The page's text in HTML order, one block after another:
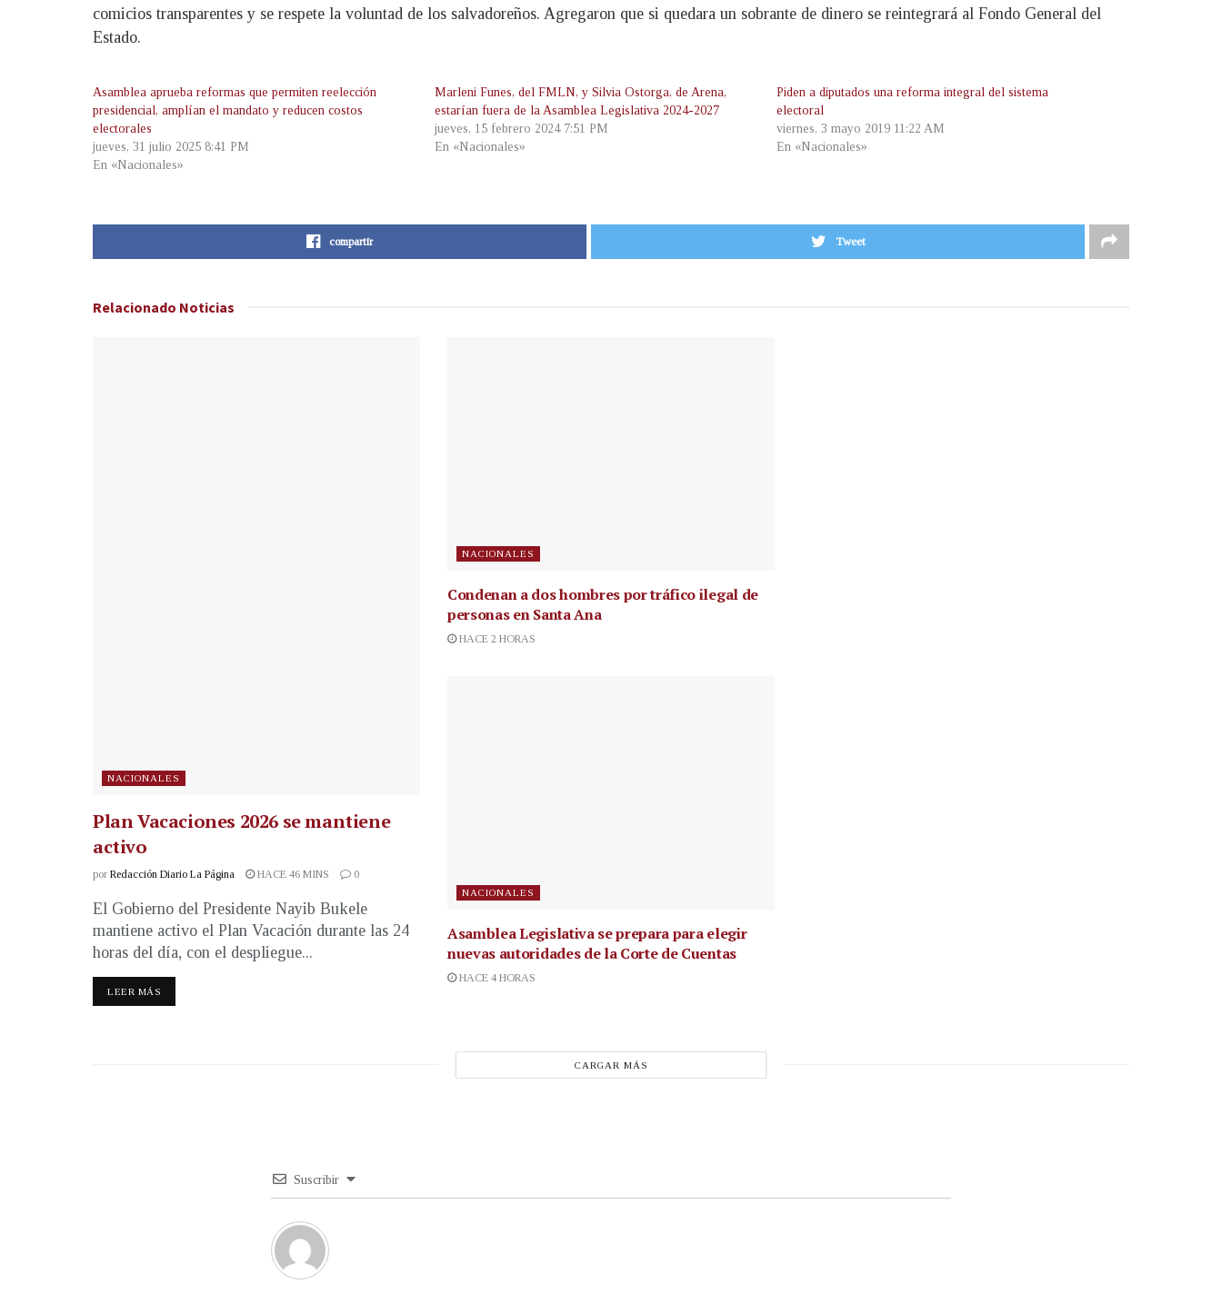
comicios transparentes y se respete la voluntad de los salvadoreños. Agregaron que si quedara un sobrante de dinero se reintegrará al Fondo General del
Estado.
Asamblea aprueba reformas que permiten reelección
presidencial, amplían el mandato y reducen costos
electorales
jueves, 31 julio 2025 8:41 PM
En «Nacionales»
Marleni Funes, del FMLN, y Silvia Ostorga, de Arena,
estarían fuera de la Asamblea Legislativa 2024-2027
jueves, 15 febrero 2024 7:51 PM
En «Nacionales»
Piden a diputados una reforma integral del sistema
electoral
viernes, 3 mayo 2019 11:22 AM
En «Nacionales»
compartir Tweet
Relacionado Noticias
NACIONALES
Plan Vacaciones 2026 se mantiene
activo
por Redacción Diario La Página HACE 46 MINS 0
El Gobierno del Presidente Nayib Bukele
mantiene activo el Plan Vacación durante las 24
horas del día, con el despliegue...
LEER MÁS
NACIONALES
Condenan a dos hombres por tráfico ilegal de
personas en Santa Ana
HACE 2 HORAS
NACIONALES
Asamblea Legislativa se prepara para elegir
nuevas autoridades de la Corte de Cuentas
HACE 4 HORAS
CARGAR MÁS
Suscribir